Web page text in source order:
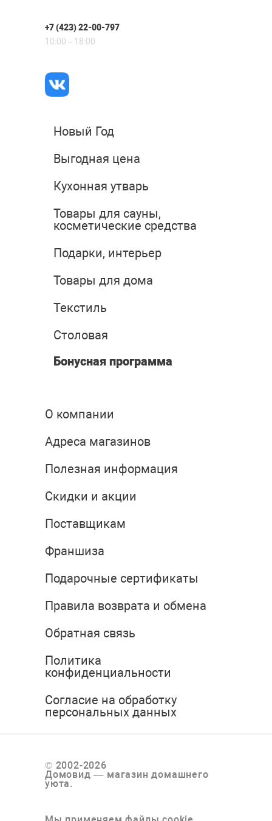
+7 (423) 22-00-797
10:00 – 18:00
Новый Год
Выгодная цена
Кухонная утварь
Товары для сауны,
косметические средства
Подарки, интерьер
Товары для дома
Текстиль
Столовая
Бонусная программа
О компании
Адреса магазинов
Полезная информация
Скидки и акции
Поставщикам
Франшиза
Подарочные сертификаты
Правила возврата и обмена
Обратная связь
Политика
конфиденциальности
Согласие на обработку
персональных данных
© 2002-2026
Домовид — магазин домашнего
уюта.